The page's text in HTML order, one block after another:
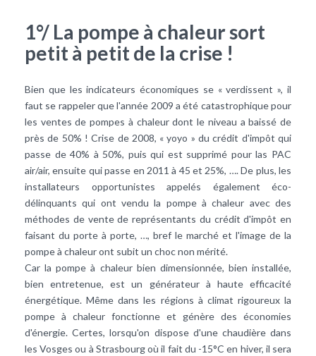
1°/ La pompe à chaleur sort
petit à petit de la crise !
Bien que les indicateurs économiques se « verdissent », il
faut se rappeler que l'année 2009 a été catastrophique pour
les ventes depompes à chaleurdont le niveau a baissé de
près de 50% ! Crise de 2008, « yoyo » du crédit d'impôt qui
passe de 40% à 50%, puis qui est supprimé pour las PAC
air/air, ensuite qui passe en 2011 à 45 et 25%, …. De plus, les
installateurs opportunistes appelés également éco-
délinquants qui ont vendu la pompe à chaleur avec des
méthodes de vente de représentants du crédit d'impôt en
faisant du porte à porte, …, bref le marché et l'image de la
pompe à chaleur ont subit un choc non mérité.
Car la pompe à chaleur bien dimensionnée, bien installée,
bien entretenue, est un générateur à haute efficacité
énergétique. Même dans les régions à climat rigoureux la
pompe à chaleur fonctionne et génère des économies
d'énergie. Certes, lorsqu'on dispose d'une chaudière dans
les Vosges ou à Strasbourg où il fait du -15°C en hiver, il sera